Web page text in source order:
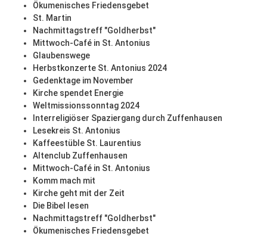
Ökumenisches Friedensgebet
St. Martin
Nachmittagstreff "Goldherbst"
Mittwoch-Café in St. Antonius
Glaubenswege
Herbstkonzerte St. Antonius 2024
Gedenktage im November
Kirche spendet Energie
Weltmissionssonntag 2024
Interreligiöser Spaziergang durch Zuffenhausen
Lesekreis St. Antonius
Kaffeestüble St. Laurentius
Altenclub Zuffenhausen
Mittwoch-Café in St. Antonius
Komm mach mit
Kirche geht mit der Zeit
Die Bibel lesen
Nachmittagstreff "Goldherbst"
Ökumenisches Friedensgebet